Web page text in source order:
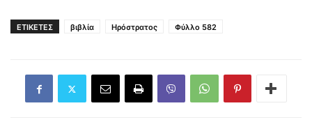
ΕΤΙΚΕΤΕΣ βιβλία Ηρόστρατος Φύλλο 582